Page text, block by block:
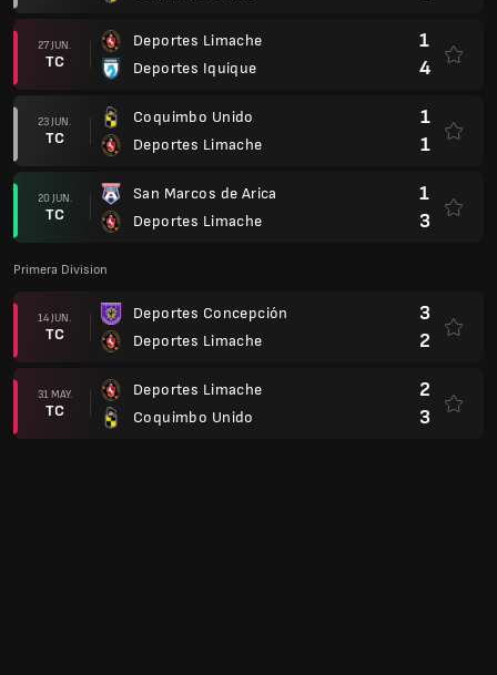
27 JUN.
TC
Deportes Limache
Deportes Iquique
1
4
23 JUN.
TC
Coquimbo Unido
Deportes Limache
1
1
20 JUN.
TC
San Marcos de Arica
Deportes Limache
1
3
Primera Division
14 JUN.
TC
Deportes Concepción
Deportes Limache
3
2
31 MAY.
TC
Deportes Limache
Coquimbo Unido
2
3